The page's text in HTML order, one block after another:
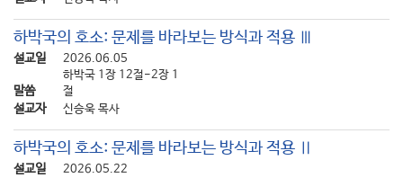
하박국의 호소: 문제를 바라보는 방식과 적용 Ⅲ
설교일 2026.06.05
말씀
하박국 1장 12절-2장 1
절
설교자 신승욱 목사
하박국의 호소: 문제를 바라보는 방식과 적용 Ⅱ
설교일 2026.05.22